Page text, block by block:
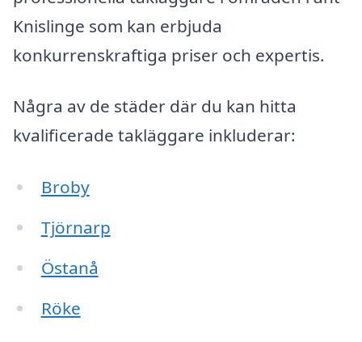
Knislinge som kan erbjuda
konkurrenskraftiga priser och expertis.
Några av de städer där du kan hitta
kvalificerade takläggare inkluderar:
Broby
Tjörnarp
Östanå
Röke